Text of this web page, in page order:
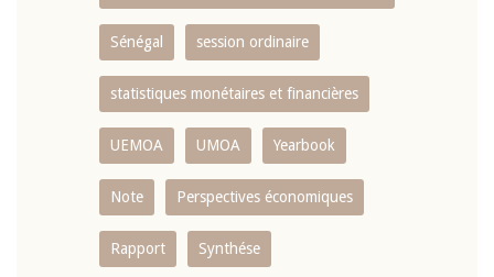
Sénégal session ordinaire
statistiques monétaires et financières
UEMOA UMOA Yearbook
Note Perspectives économiques
Rapport Synthése